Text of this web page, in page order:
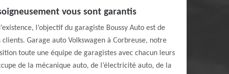
vous sont garantis
l’objectif du garagiste Boussy Auto est de
clients. Garage auto Volkswagen à Corbreuse, notre
toute une équipe de garagistes avec chacun leurs
de la mécanique auto, de l’électricité auto, de la